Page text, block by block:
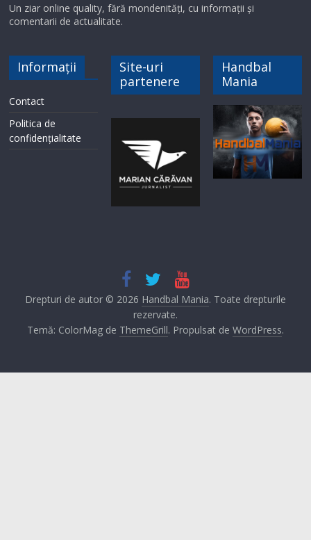
Un ziar online quality, fără mondenități, cu informații și
comentarii de actualitate.
Informații
Contact
Politica de
confidențialitate
Site-uri
partenere
Handbal
Mania
Drepturi de autor © 2026 Handbal Mania. Toate drepturile
rezervate.
Temă: ColorMag de ThemeGrill. Propulsat de WordPress.